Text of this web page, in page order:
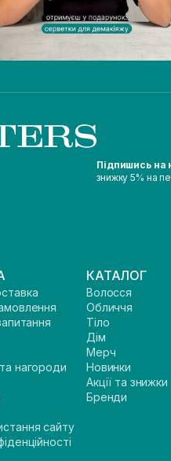
Підпишись на
знижку 5% на
нагороди
сайту
КАТАЛОГ
Волосся
Обличчя
Тіло
Дім
Мерч
Новинки
Акції та знижки
Бренди